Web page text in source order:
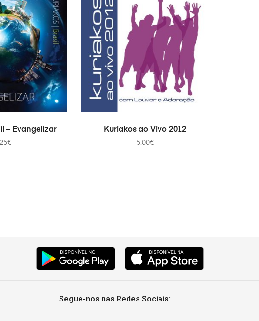
0:30
CARRITO
– Evangelizar
€
AÑADIR AL CARRITO
Kuriakos ao Vivo 2012
5.00€
Segue-nos nas Redes Sociais: